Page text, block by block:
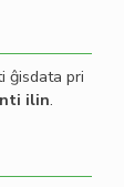
ĝisdata pri
ilin.